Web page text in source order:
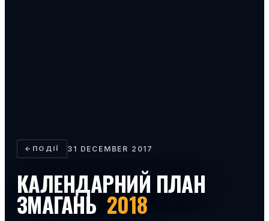
← ПОДІЇ 31 DECEMBER 2017
КАЛЕНДАРНИЙ ПЛАН
ЗМАГАНЬ 2018